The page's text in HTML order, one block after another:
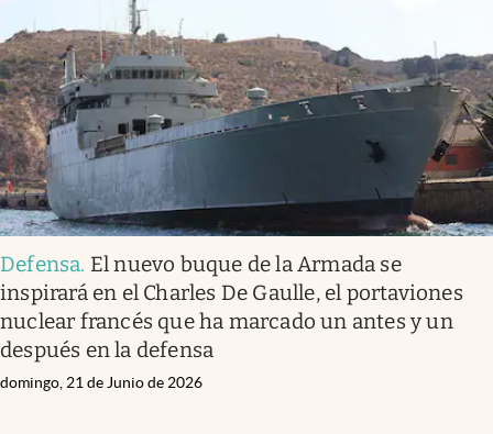
Defensa. El nuevo buque de la Armada se
inspirará en el Charles De Gaulle, el portaviones
nuclear francés que ha marcado un antes y un
después en la defensa
domingo, 21 de Junio de 2026